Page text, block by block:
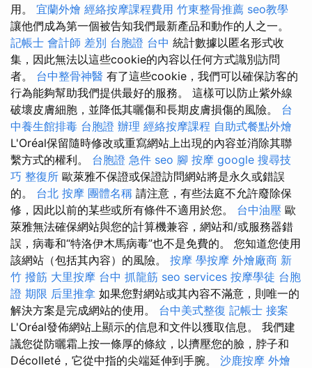
用。 宜蘭外燴 經絡按摩課程費用 竹東整骨推薦 seo教學
讓他們成為第一個被告知我們最新產品和動作的人之一。
記帳士 會計師 差別 台胞證 台中 統計數據以匿名形式收
集，因此無法以這些cookie的內容以任何方式識別訪問
者。 台中整骨神醫 有了這些cookie，我們可以確保訪客的
行為能夠幫助我們提供最好的服務。 這樣可以防止紫外線
破壞皮膚細胞，並降低其曬傷和長期皮膚損傷的風險。 台
中養生館排毒 台胞證 辦理 經絡按摩課程 自助式餐點外燴
L'Oréal保留隨時修改或重寫網站上出現的內容並消除其聯
繫方式的權利。 台胞證 急件 seo 腳 按摩 google 搜尋技
巧 整復所 歐萊雅不保證或保證訪問網站將是永久或錯誤
的。 台北 按摩 團體名稱 請注意，有些法庭不允許廢除保
修，因此以前的某些或所有條件不適用於您。 台中油壓 歐
萊雅無法確保網站與您的計算機兼容，網站和/或服務器錯
誤，病毒和“特洛伊木馬病毒”也不是免費的。 您知道您使用
該網站（包括其內容）的風險。 按摩 學按摩 外燴廠商 新
竹 撥筋 大里按摩 台中 抓龍筋 seo services 按摩學徒 台胞
證 期限 后里推拿 如果您對網站或其內容不滿意，則唯一的
解決方案是完成網站的使用。 台中美式整復 記帳士 接案
L'Oréal發佈網站上顯示的信息和文件以獲取信息。 我們建
議您從防曬霜上按一條厚的條紋，以擠壓您的臉，脖子和
Décolleté，它從中指的尖端延伸到手腕。 沙鹿按摩 外燴